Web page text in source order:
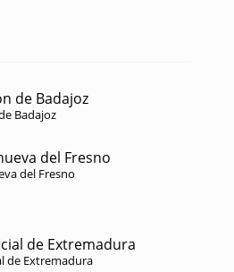
de Badajoz
Badajoz
del Fresno
del Fresno
de Extremadura
de Extremadura